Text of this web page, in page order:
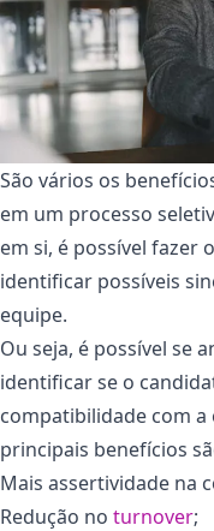
São vários os
em um processo
em si, é possível fazer
identificar possíveis
equipe.
Ou seja, é possível se
identificar se o
compatibilidade com a
principais benefícios
Mais assertividade na
Redução no turnover;